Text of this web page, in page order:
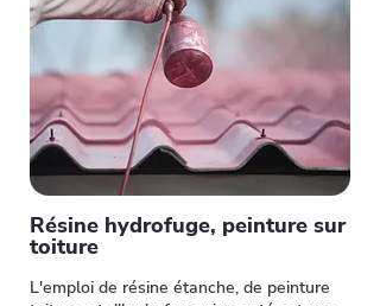
Résine hydrofuge, peinture sur
toiture
L'emploi de résine étanche, de peinture